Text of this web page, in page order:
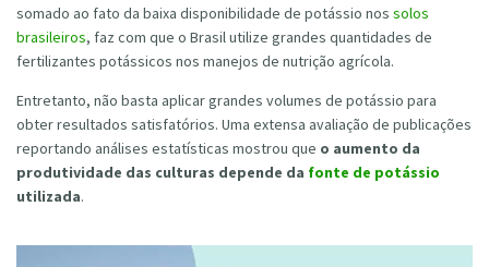
somado ao fato da baixa disponibilidade de potássio nos solos
brasileiros, faz com que o Brasil utilize grandes quantidades de
fertilizantes potássicos nos manejos de nutrição agrícola.
Entretanto, não basta aplicar grandes volumes de potássio para
obter resultados satisfatórios. Uma extensa avaliação de publicações
reportando análises estatísticas mostrou que o aumento da
produtividade das culturas depende da fonte de potássio
utilizada.